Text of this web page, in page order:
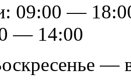
09:00 —
— 14:00
—